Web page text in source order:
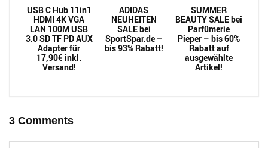
USB C Hub 11in1
HDMI 4K VGA
LAN 100M USB
3.0 SD TF PD AUX
Adapter für
17,90€ inkl.
Versand!
ADIDAS
NEUHEITEN
SALE bei
SportSpar.de –
bis 93% Rabatt!
SUMMER
BEAUTY SALE bei
Parfümerie
Pieper – bis 60%
Rabatt auf
ausgewählte
Artikel!
3 Comments